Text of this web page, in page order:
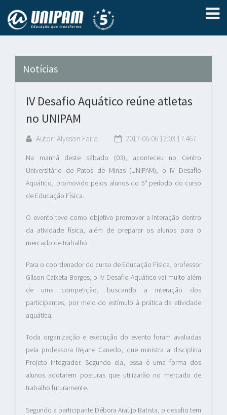
Notícias
IV Desafio Aquático reúne atletas
no UNIPAM
Autor: Alysson Faria 2017-06-06 12:03:17.467
Na manhã deste sábado (03), aconteceu no Centro
Universitário de Patos de Minas (UNIPAM), o IV Desafio
Aquático, promovido pelos alunos do 5° período do curso
de Educação Física.
O evento teve como objetivo promover a interação dentro
da atividade física, além de preparar os alunos para o
mercado de trabalho.
Para o coordenador do curso de Educação Física, professor
Gilson Caixeta Borges, o IV Desafio Aquático vai muito além
de uma competição, buscando a interação dos
participantes, por meio do estímulo à prática da atividade
aquática.
Toda organização e execução do evento foram avaliadas
pela professora Rejane Canedo, que ministra a disciplina
Projeto Integrador. Segundo ela, essa é uma forma dos
alunos adotarem posturas que utilizarão no mercado de
trabalho futuramente.
Segundo a participante Débora Araújo Batista, o desafio tem